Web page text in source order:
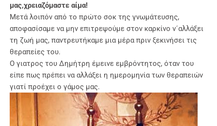
μας,χρειαζόμαστε αίμα!
Μετά λοιπόν από το πρώτο σοκ της γνωμάτευσης,
αποφασίσαμε να μην επιτρεψούμε στον καρκίνο ν´αλλάξει
τη ζωή μας, παντρευτήκαμε μια μέρα πριν ξεκινήσει τις
θεραπείες του.
Ο γιατρος του Δημήτρη έμεινε εμβρόντητος, όταν του
είπε πως πρέπει να αλλάξει η ημερομηνία των θεραπειών
γιατί προέχει ο γάμος μας.